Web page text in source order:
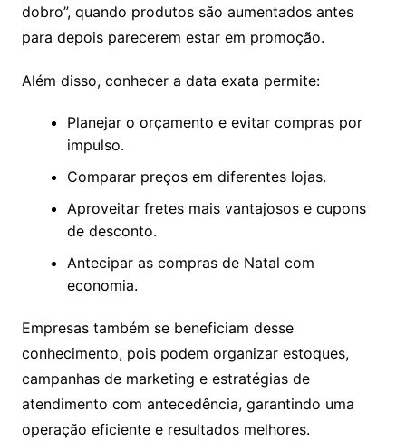
dobro”, quando produtos são aumentados antes
para depois parecerem estar em promoção.
Além disso, conhecer a data exata permite:
Planejar o orçamento e evitar compras por
impulso.
Comparar preços em diferentes lojas.
Aproveitar fretes mais vantajosos e cupons
de desconto.
Antecipar as compras de Natal com
economia.
Empresas também se beneficiam desse
conhecimento, pois podem organizar estoques,
campanhas de marketing e estratégias de
atendimento com antecedência, garantindo uma
operação eficiente e resultados melhores.